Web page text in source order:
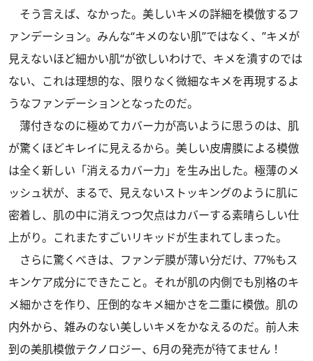
そう言えば、なかった。美しいキメの詳細を模倣するフ
ァンデーション。みんな“キメのない肌”ではなく、”キメが
見えないほど細かい肌“が欲しいわけで、キメを潰すのでは
ない、これは理想的な、限りなく微細なキメを再現するよ
うなファンデーションとなったのだ。
薄付きなのに極めてカバー力が高いように思うのは、肌
が驚くほどキレイに見えるから。美しい皮膚膜による模倣
は全く新しい「消えるカバー力」を生み出した。極薄のメ
ッシュ状が、まるで、見えないストッキングのように肌に
密着し、肌の中に消えつつ欠点はカバーする素晴らしい仕
上がり。これまたすごいリキッドが生まれてしまった。
さらに驚くべきは、ファンデ膜が薄い分だけ、77%もス
キンケア成分にできたこと。それが肌の内側でも別格のキ
メ細かさを作り、圧倒的なキメ細かさを二重に模倣。肌の
内外から、雑みのない美しいキメをかなえるのだ。前人未
到の美肌模倣テクノロジー、6月の発売が待てません！